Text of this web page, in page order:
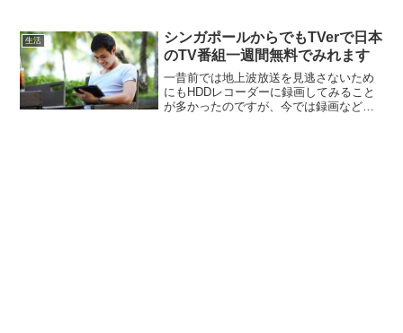
り、マツキヨとかに行ったりでかなり安
く買えていたのですが、シ...
生活
シンガポールからでもTVerで日本
のTV番組一週間無料でみれます
一昔前では地上波放送を見逃さないため
にもHDDレコーダーに録画してみること
が多かったのですが、今では録画など面